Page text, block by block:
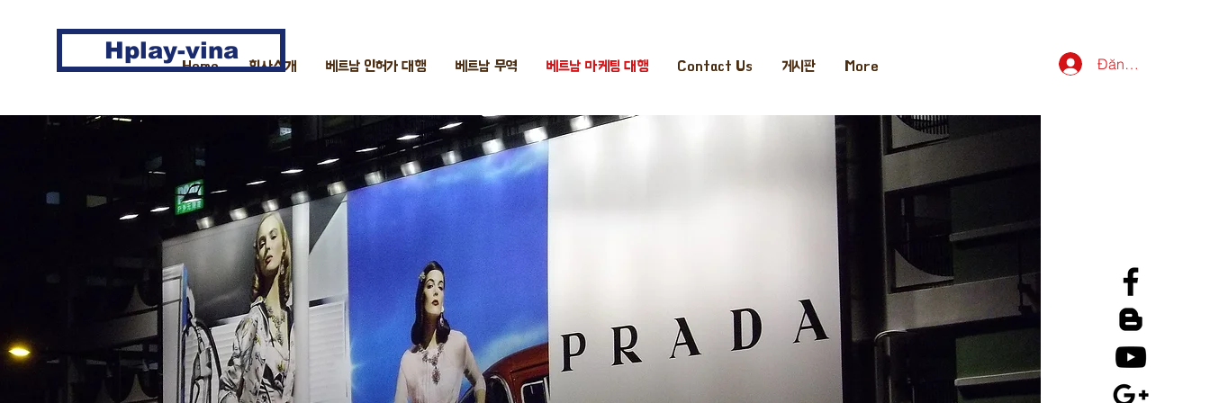
Hplay-vina
Home 회사소개 베트남 인허가 대행 베트남 무역 베트남 마케팅 대행 Contact Us 게시판 More Đăng nhập